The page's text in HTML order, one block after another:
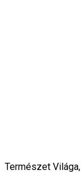
Természet